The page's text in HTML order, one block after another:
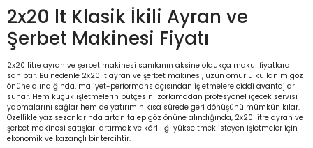
2x20 lt Klasik İkili Ayran ve
Şerbet Makinesi Fiyatı
2x20 litre ayran ve şerbet makinesi sanılanın aksine oldukça makul fiyatlara
sahiptir. Bu nedenle 2x20 lt ayran ve şerbet makinesi, uzun ömürlü kullanım göz
önüne alındığında, maliyet-performans açısından işletmelere ciddi avantajlar
sunar. Hem küçük işletmelerin bütçesini zorlamadan profesyonel içecek servisi
yapmalarını sağlar hem de yatırımın kısa sürede geri dönüşünü mümkün kılar.
Özellikle yaz sezonlarında artan talep göz önüne alındığında, 2x20 litre ayran ve
şerbet makinesi satışları artırmak ve kârlılığı yükseltmek isteyen işletmeler için
ekonomik ve kazançlı bir tercihtir.